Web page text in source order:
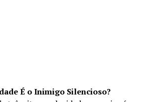
É o Inimigo Silencioso?